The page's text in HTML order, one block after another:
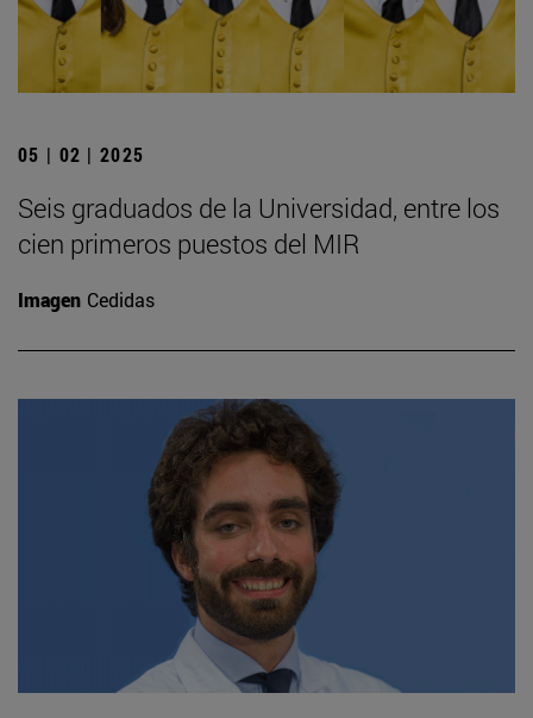
05 | 02 | 2025
Seis graduados de la Universidad, entre los
cien primeros puestos del MIR
Imagen Cedidas